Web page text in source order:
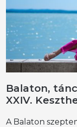
Balaton,
XXIV.
A Balaton